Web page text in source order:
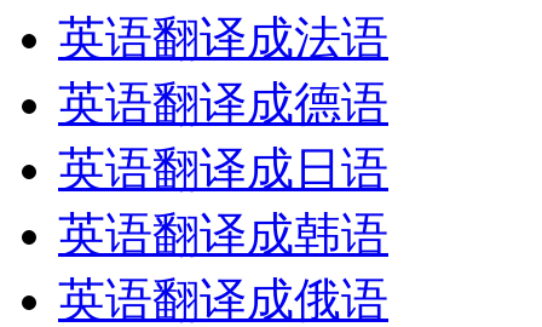
英语翻译成法语
英语翻译成德语
英语翻译成日语
英语翻译成韩语
英语翻译成俄语